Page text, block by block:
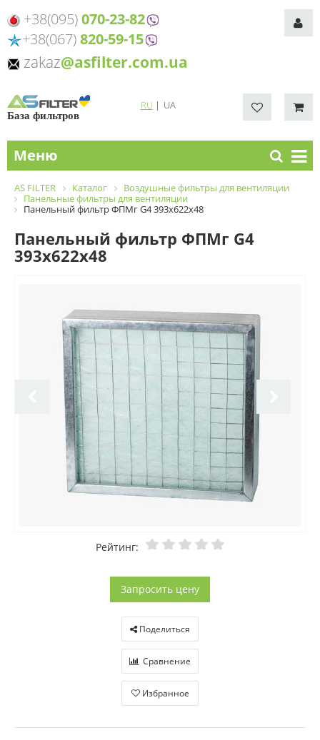
+38(095)070-23-82
+38(067)820-59-15
zakaz@asfilter.com.ua
База фильтров
RU| UA
Меню
AS FILTER Каталог
Воздушные фильтры для вентиляции
Панельные фильтры для вентиляции
Панельный фильтр ФПМг G4 393х622х48
Панельный фильтр ФПМг G4
393х622х48
Рейтинг:
Запросить цену
Поделиться
Сравнение
Избранное